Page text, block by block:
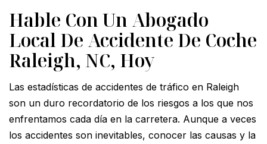
Hable Con Un Abogado
Local De Accidente De Coche
Raleigh, NC, Hoy
Las estadísticas de accidentes de tráfico en Raleigh
son un duro recordatorio de los riesgos a los que nos
enfrentamos cada día en la carretera. Aunque a veces
los accidentes son inevitables, conocer las causas y la